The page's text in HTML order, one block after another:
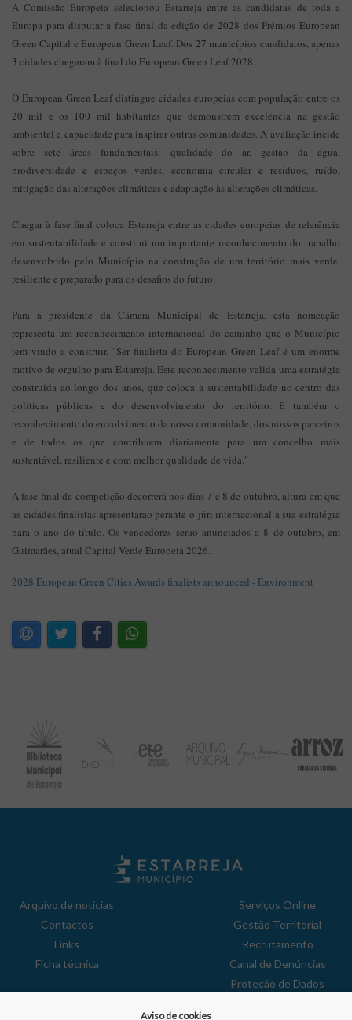
A Comissão Europeia selecionou Estarreja entre as candidatas de toda a
Europa para disputar a fase final da edição de 2028 dos Prémios European
Green Capital e European Green Leaf. Dos 27 municípios candidatos, apenas
3 cidades chegaram à final do European Green Leaf 2028.
O European Green Leaf distingue cidades europeias com população entre os
20 mil e os 100 mil habitantes que demonstrem excelência na gestão
ambiental e capacidade para inspirar outras comunidades. A avaliação incide
sobre sete áreas fundamentais: qualidade do ar, gestão da água,
biodiversidade e espaços verdes, economia circular e resíduos, ruído,
mitigação das alterações climáticas e adaptação às alterações climáticas.
Chegar à fase final coloca Estarreja entre as cidades europeias de referência
em sustentabilidade e constitui um importante reconhecimento do trabalho
desenvolvido pelo Município na construção de um território mais verde,
resiliente e preparado para os desafios do futuro.
Para a presidente da Câmara Municipal de Estarreja, esta nomeação
representa um reconhecimento internacional do caminho que o Município
tem vindo a construir. "Ser finalista do European Green Leaf é um enorme
motivo de orgulho para Estarreja. Este reconhecimento valida uma estratégia
construída ao longo dos anos, que coloca a sustentabilidade no centro das
políticas públicas e do desenvolvimento do território. É também o
reconhecimento do envolvimento da nossa comunidade, dos nossos parceiros
e de todos os que contribuem diariamente para um concelho mais
sustentável, resiliente e com melhor qualidade de vida."
A fase final da competição decorrerá nos dias 7 e 8 de outubro, altura em que
as cidades finalistas apresentarão perante o júri internacional a sua estratégia
para o ano do título. Os vencedores serão anunciados a 8 de outubro, em
Guimarães, atual Capital Verde Europeia 2026.
2028 European Green Cities Awards finalists announced - Environment
Arquivo de notícias
Contactos
Links
Ficha técnica
Serviços Online
Gestão Territorial
Recrutamento
Canal de Denúncias
Proteção de Dados
Aviso de cookies